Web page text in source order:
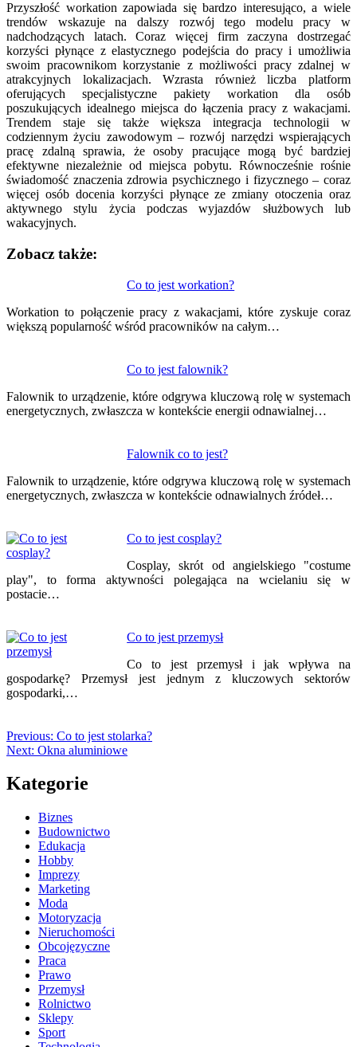
Przyszłość workation zapowiada się bardzo interesująco, a wiele
trendów wskazuje na dalszy rozwój tego modelu pracy w
nadchodzących latach. Coraz więcej firm zaczyna dostrzegać
korzyści płynące z elastycznego podejścia do pracy i umożliwia
swoim pracownikom korzystanie z możliwości pracy zdalnej w
atrakcyjnych lokalizacjach. Wzrasta również liczba platform
oferujących specjalistyczne pakiety workation dla osób
poszukujących idealnego miejsca do łączenia pracy z wakacjami.
Trendem staje się także większa integracja technologii w
codziennym życiu zawodowym – rozwój narzędzi wspierających
pracę zdalną sprawia, że osoby pracujące mogą być bardziej
efektywne niezależnie od miejsca pobytu. Równocześnie rośnie
świadomość znaczenia zdrowia psychicznego i fizycznego – coraz
więcej osób docenia korzyści płynące ze zmiany otoczenia oraz
aktywnego stylu życia podczas wyjazdów służbowych lub
wakacyjnych.
Zobacz także:
Co to jest workation?
Workation to połączenie pracy z wakacjami, które zyskuje coraz
większą popularność wśród pracowników na całym…
Co to jest falownik?
Falownik to urządzenie, które odgrywa kluczową rolę w systemach
energetycznych, zwłaszcza w kontekście energii odnawialnej…
Falownik co to jest?
Falownik to urządzenie, które odgrywa kluczową rolę w systemach
energetycznych, zwłaszcza w kontekście odnawialnych źródeł…
Co to jest cosplay?
Cosplay, skrót od angielskiego "costume
play", to forma aktywności polegająca na wcielaniu się w
postacie…
Co to jest przemysł
Co to jest przemysł i jak wpływa na
gospodarkę? Przemysł jest jednym z kluczowych sektorów
gospodarki,…
wpisu
Previous: Co to jest stolarka?
Next: Okna aluminiowe
Kategorie
Biznes
Budownictwo
Edukacja
Hobby
Imprezy
Marketing
Moda
Motoryzacja
Nieruchomości
Obcojęzyczne
Praca
Prawo
Przemysł
Rolnictwo
Sklepy
Sport